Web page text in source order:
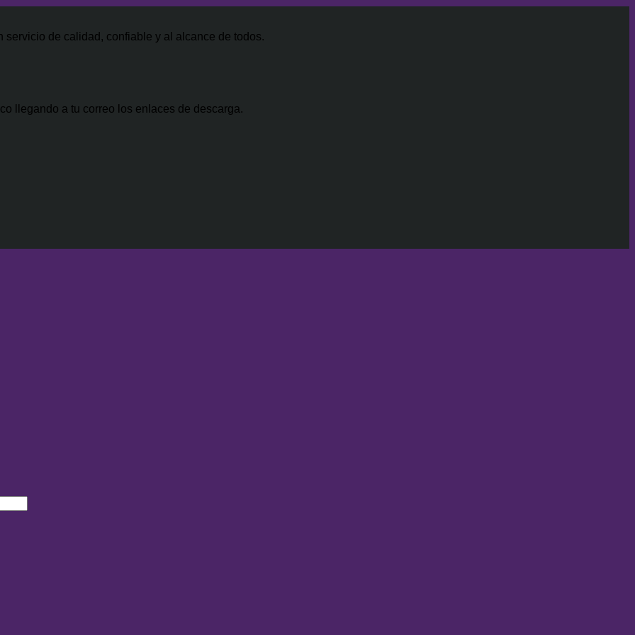
$47.00.de calidad, confiable y al alcance de todos.
llegando a tu correo los enlaces de descarga.